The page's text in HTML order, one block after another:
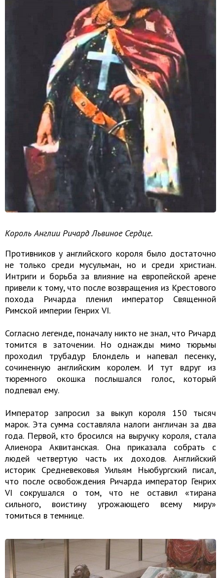
Король Англии Ричард Львиное Сердце.
Противников у английского короля было достаточно
не только среди мусульман, но и среди христиан.
Интриги и борьба за влияние на европейской арене
привели к тому, что после возвращения из Крестового
похода Ричарда пленил император Священной
Римской империи Генрих VI.
Согласно легенде, поначалу никто не знал, что Ричард
томится в заточении. Но однажды мимо тюрьмы
проходил трубадур Блондель и напевал песенку,
сочиненную английским королем. И тут вдруг из
тюремного окошка послышался голос, который
подпевал ему.
Император запросил за выкуп короля 150 тысяч
марок. Эта сумма составляла налоги англичан за два
года. Первой, кто бросился на выручку короля, стала
Алиенора Аквитанская. Она приказала собрать с
людей четвертую часть их доходов. Английский
историк Средневековья Уильям Ньюбургский писал,
что после освобождения Ричарда император Генрих
VI сокрушался о том, что не оставил «тирана
сильного, воистину угрожающего всему миру»
томиться в темнице.